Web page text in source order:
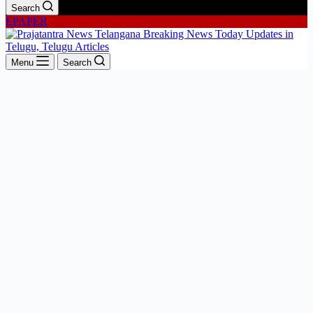
Search
EPAPER
Menu Search